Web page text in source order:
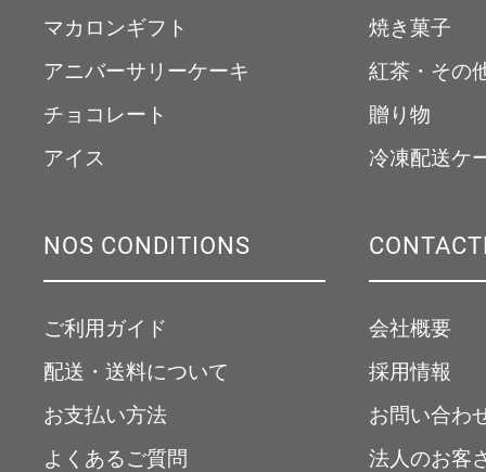
マカロンギフト
アニバーサリーケーキ
チョコレート
アイス
焼き菓子
紅茶・その
贈り物
冷凍配送ケ
NOS CONDITIONS
ご利用ガイド
配送・送料について
お支払い方法
よくあるご質問
会社概要
採用情報
お問い合わ
法人のお客